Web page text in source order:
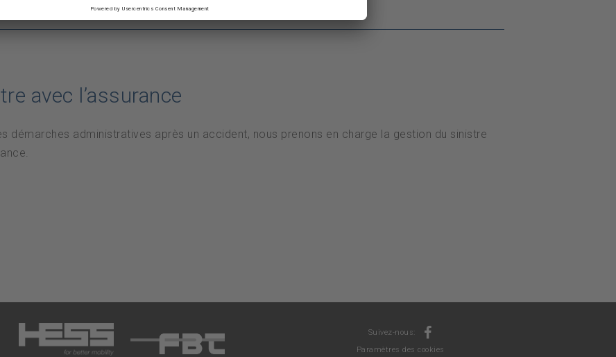
avec l’assurance
démarches administratives après un accident, nous prenons en charge la gestion du sinistre
Suivez-nous:
Paramètres des cookies